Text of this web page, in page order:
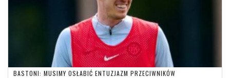
BASTONI: MUSIMY OSŁABIĆ ENTUZJAZM PRZECIWNIKÓW